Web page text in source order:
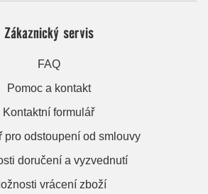
Zákaznický servis
FAQ
Pomoc a kontakt
Kontaktní formulář
pro odstoupení od smlouvy
doručení a vyzvednutí
vrácení zboží